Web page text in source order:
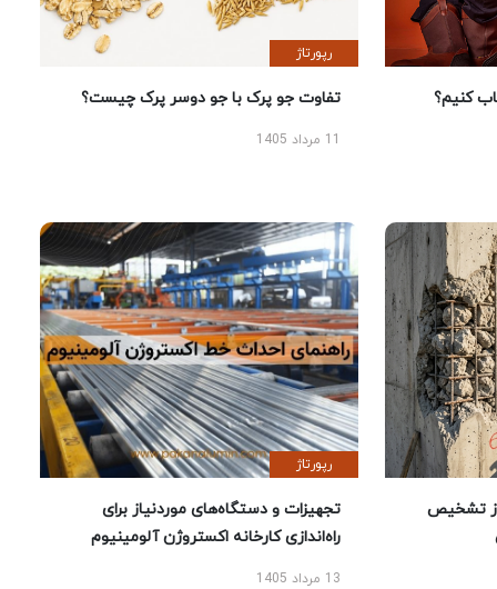
کنیم؟
رپورتاژ
تفاوت جو پرک با جو دوسر پرک چیست؟
تشخیص
رپورتاژ
تجهیزات و دستگاه‌های موردنیاز برای
راه‌اندازی کارخانه اکستروژن آلومینیوم
13 مرداد 1405